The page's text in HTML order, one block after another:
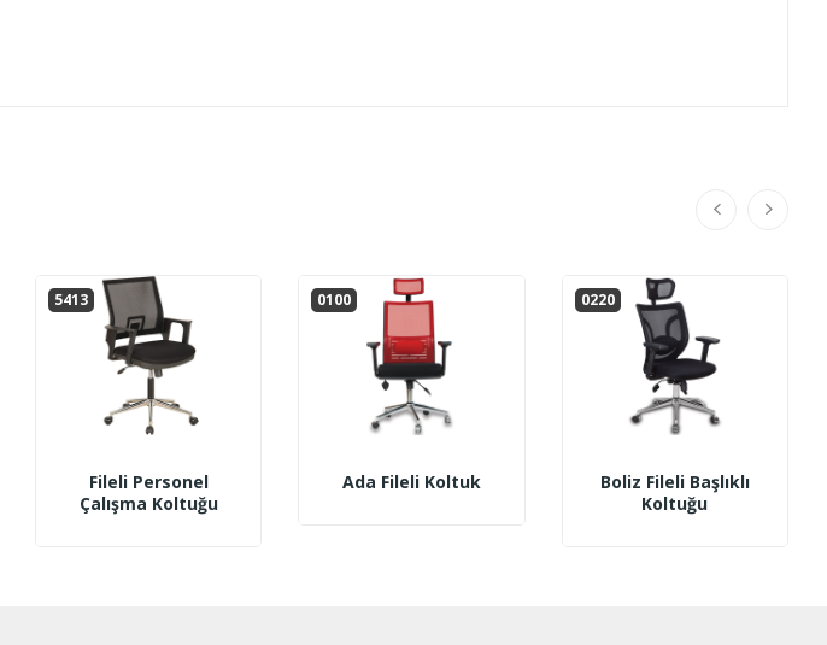
5413
Fileli Personel
Çalışma Koltuğu
0100
Ada Fileli Koltuk
0220
Boliz Fileli Başlıklı
Koltuğu